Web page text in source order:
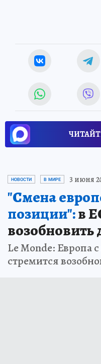
НОВОСТИ В МИРЕ 3 июня
"Смена
позиции":в
возобновить
Le Monde: Европа
стремится